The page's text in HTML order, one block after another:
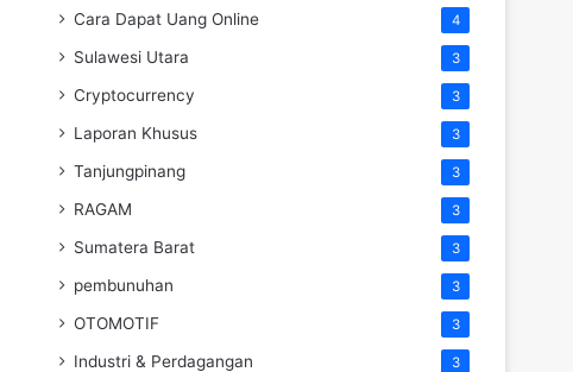
Cara Dapat Uang Online 4
Sulawesi Utara 3
Cryptocurrency 3
Laporan Khusus 3
Tanjungpinang 3
RAGAM 3
Sumatera Barat 3
pembunuhan 3
OTOMOTIF 3
Industri & Perdagangan 3